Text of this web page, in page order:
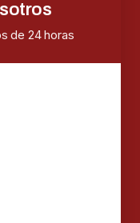
de 24 horas